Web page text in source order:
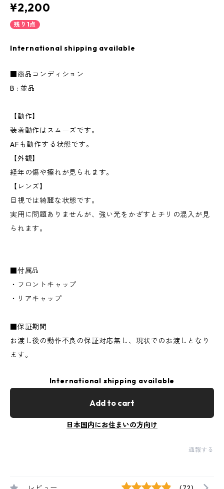
¥2,200
残り1点
International shipping available
■商品コンディション
B : 並品
【動作】
装着動作はスムーズです。
AFも動作する状態です。
【外観】
経年の傷や擦れが見られます。
【レンズ】
目視では綺麗な状態です。
実用に問題ありませんが、強い光をかざすとチリの混入が見
られます。
■付属品
・フロントキャップ
・リアキャップ
■保証期間
お渡し後の動作不良の保証対応無し、現状でのお渡しとなり
ます。
International shipping available
Add to cart
日本国内にお住まいの方向け
通報する